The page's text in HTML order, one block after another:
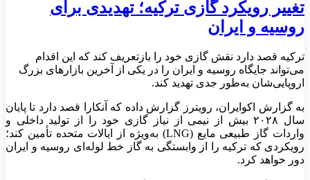
تغییر رویکرد گازی ترکیه؛ تهدیدی برای
روسیه و ایران
ترکیه قصد دارد نقش گازی خود را بازتعریف کند که این اقدام
می‌تواند جایگاه روسیه و ایران را در یکی از آخرین بازارهای بزرگ
اروپایی‌شان به‌طور جدی تهدید کند.
به گزارش اکوایران، رویترز گزارش داده که آنکارا قصد دارد تا پایان
سال ۲۰۲۸ بیش از نیمی از نیاز گازی خود را از تولید داخلی و
واردات گاز طبیعی مایع (LNG) به‌ویژه از ایالات متحده تأمین کند؛
رویکردی که ترکیه را از وابستگی به گاز خط لوله‌ای روسیه و ایران
دور خواهد کرد.